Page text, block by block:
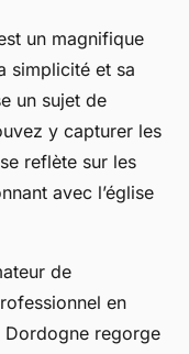
un magnifique
simplicité et sa
un sujet de
y capturer les
reflète sur les
avec l’église
de
en
Dordogne regorge